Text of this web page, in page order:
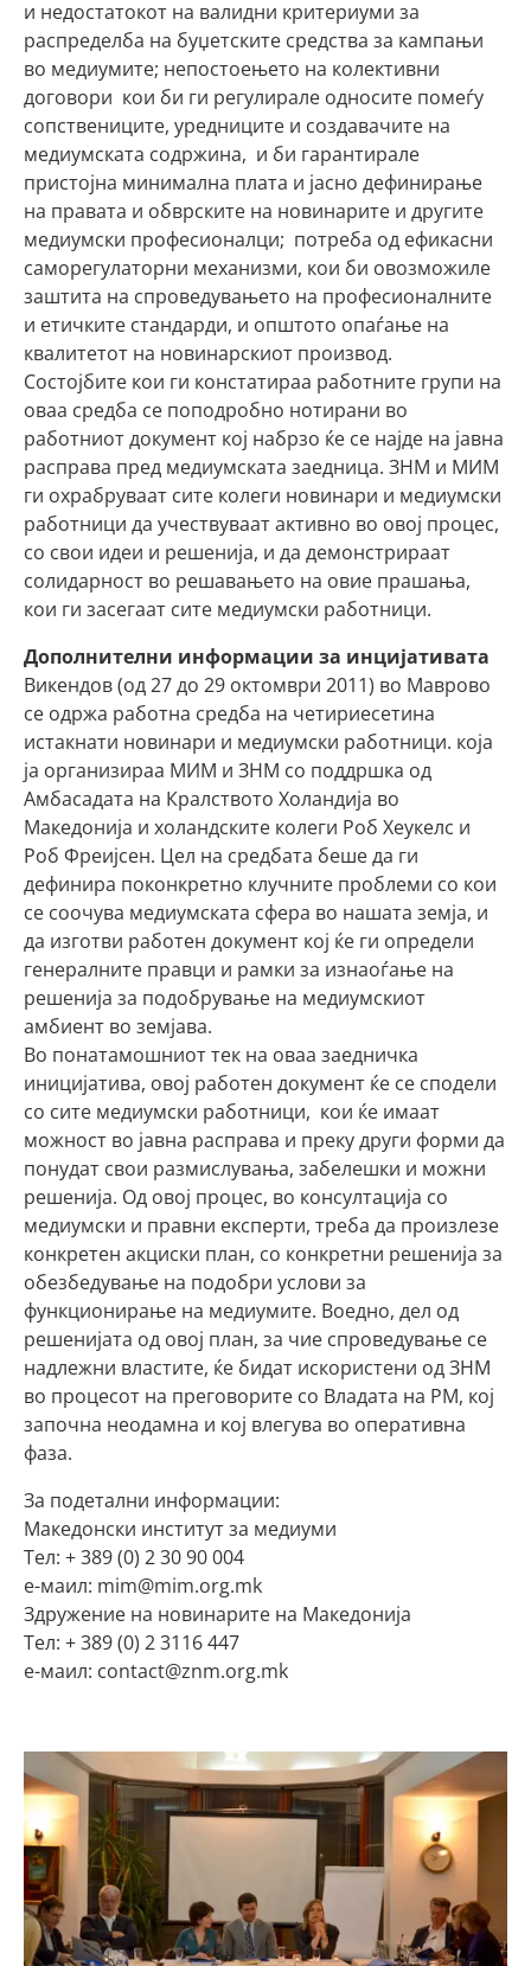
и недостатокот на валидни критериуми за
распределба на буџетските средства за кампањи
во медиумите; непостоењето на колективни
договори кои би ги регулирале односите помеѓу
сопствениците, уредниците и создавачите на
медиумската содржина, и би гарантирале
пристојна минимална плата и јасно дефинирање
на правата и обврските на новинарите и другите
медиумски професионалци; потреба од ефикасни
саморегулаторни механизми, кои би овозможиле
заштита на спроведувањето на професионалните
и етичките стандарди, и општото опаѓање на
квалитетот на новинарскиот производ.
Состојбите кои ги констатираа работните групи на
оваа средба се поподробно нотирани во
работниот документ кој набрзо ќе се најде на јавна
расправа пред медиумската заедница. ЗНМ и МИМ
ги охрабруваат сите колеги новинари и медиумски
работници да учествуваат активно во овој процес,
со свои идеи и решенија, и да демонстрираат
солидарност во решавањето на овие прашања,
кои ги засегаат сите медиумски работници.
Дополнителни информации за инцијативата
Викендов (од 27 до 29 октомври 2011) во Маврово
се одржа работна средба на четириесетина
истакнати новинари и медиумски работници. која
ја организираа МИМ и ЗНМ со поддршка од
Амбасадата на Кралството Холандија во
Македонија и холандските колеги Роб Хеукелс и
Роб Фреијсен. Цел на средбата беше да ги
дефинира поконкретно клучните проблеми со кои
се соочува медиумската сфера во нашата земја, и
да изготви работен документ кој ќе ги определи
генералните правци и рамки за изнаоѓање на
решенија за подобрување на медиумскиот
амбиент во земјава.
Во понатамошниот тек на оваа заедничка
иницијатива, овој работен документ ќе се сподели
со сите медиумски работници, кои ќе имаат
можност во јавна расправа и преку други форми да
понудат свои размислувања, забелешки и можни
решенија. Од овој процес, во консултација со
медиумски и правни експерти, треба да произлезе
конкретен акциски план, со конкретни решенија за
обезбедување на подобри услови за
функционирање на медиумите. Воедно, дел од
решенијата од овој план, за чие спроведување се
надлежни властите, ќе бидат искористени од ЗНМ
во процесот на преговорите со Владата на РМ, кој
започна неодамна и кој влегува во оперативна
фаза.
За подетални информации:
Македонски институт за медиуми
Тел: + 389 (0) 2 30 90 004
е-маил: mim@mim.org.mk
Здружение на новинарите на Македонија
Тел: + 389 (0) 2 3116 447
е-маил: contact@znm.org.mk